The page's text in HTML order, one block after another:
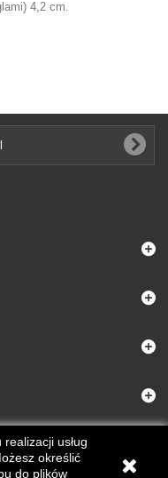
4,2 cm.
usług
określić
do plików